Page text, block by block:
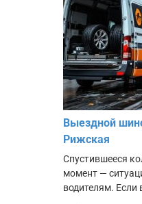
Выездной
Рижская
Спустившееся
момент —
водителям. Если